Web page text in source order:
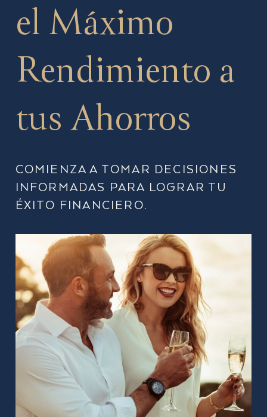
el Máximo
Rendimiento a
tus Ahorros
COMIENZA A TOMAR DECISIONES
INFORMADAS PARA LOGRAR TU
ÉXITO FINANCIERO.